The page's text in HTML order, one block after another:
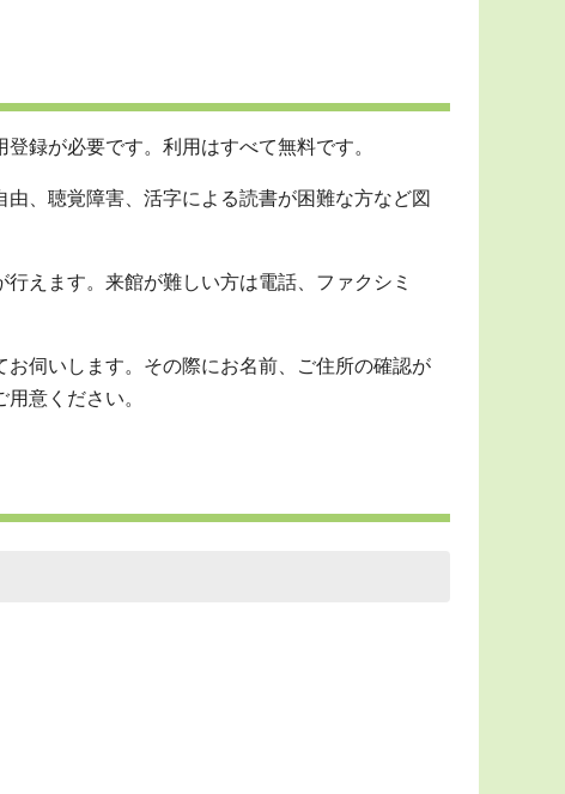
録が必要です。利用はすべて無料です。
、聴覚障害、活字による読書が困難な方など図
えます。来館が難しい方は電話、ファクシミ
伺いします。その際にお名前、ご住所の確認が
意ください。